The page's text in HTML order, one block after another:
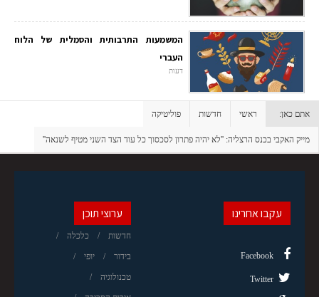
המשמעות התרבותית והסמלית של הלוח
העברי
דעות
אתם כאן: ראשי חדשות פוליטיקה
מייק האקבי בכנס הרצליה: ''לא יהיה פתרון לסכסוך כל עוד הצד השני מטיף לשנאה''
ערוצי תוכן
חדשות כלכלה
בידור יופי
טכנולוגיה
עקבו אחרינו
Facebook
Twitter